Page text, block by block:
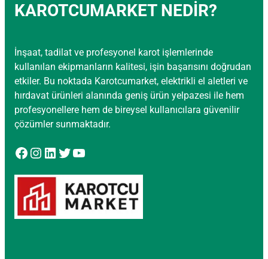
KAROTCUMARKET NEDİR?
İnşaat, tadilat ve profesyonel karot işlemlerinde
kullanılan ekipmanların kalitesi, işin başarısını doğrudan
etkiler. Bu noktada Karotcumarket, elektrikli el aletleri ve
hırdavat ürünleri alanında geniş ürün yelpazesi ile hem
profesyonellere hem de bireysel kullanıcılara güvenilir
çözümler sunmaktadır.
Facebook Instagram LinkedIn Twitter YouTube